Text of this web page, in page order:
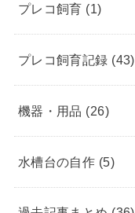
プレコ飼育 (1)
プレコ飼育記録 (43)
機器・用品 (26)
水槽台の自作 (5)